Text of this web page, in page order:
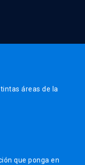
áreas de la
que ponga en